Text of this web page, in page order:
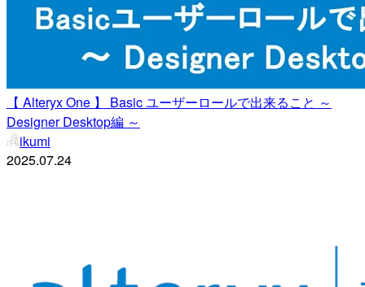
【 Alteryx One 】 Basic ユーザーロールで出来ること ～
Designer Desktop編 ～
ikumi
2025.07.24